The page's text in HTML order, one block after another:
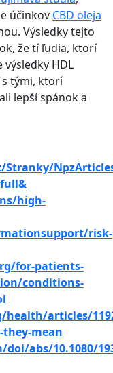
účinkov CBD oleja
Výsledky tejto
že tí ľudia, ktorí
výsledky HDL
tými, ktorí
lepší spánok a
high-
risk-
for-patients-
conditions-
articles/
mean
abs/10.1080/